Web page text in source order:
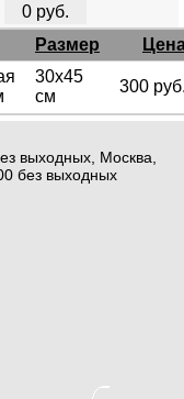
0 руб.
Размер
30x45
см
300
выходных, Москва,
без выходных